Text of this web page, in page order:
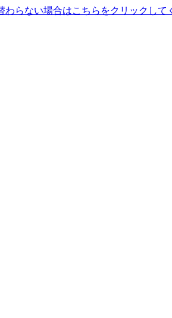
わらない場合はこちらをクリックして